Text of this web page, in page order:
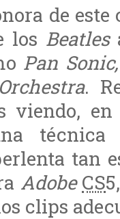
de
los Beatles
Pan
.
viendo,
técnica
tan
Adobe CS
clips